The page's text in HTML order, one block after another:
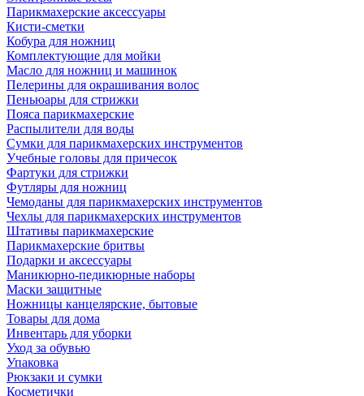
Парикмахерские аксессуары
Кисти-сметки
Кобура для ножниц
Комплектующие для мойки
Масло для ножниц и машинок
Пелерины для окрашивания волос
Пеньюары для стрижки
Пояса парикмахерские
Распылители для воды
Сумки для парикмахерских инструментов
Учебные головы для причесок
Фартуки для стрижки
Футляры для ножниц
Чемоданы для парикмахерских инструментов
Чехлы для парикмахерских инструментов
Штативы парикмахерские
Парикмахерские бритвы
Подарки и аксессуары
Маникюрно-педикюрные наборы
Маски защитные
Ножницы канцелярские, бытовые
Товары для дома
Инвентарь для уборки
Уход за обувью
Упаковка
Рюкзаки и сумки
Косметички